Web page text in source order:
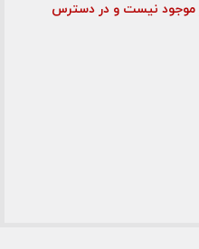
موجود نیست و در دسترس